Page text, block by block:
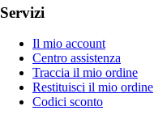
Servizi
Il mio account
Centro assistenza
Traccia il mio ordine
Restituisci il mio ordine
Codici sconto